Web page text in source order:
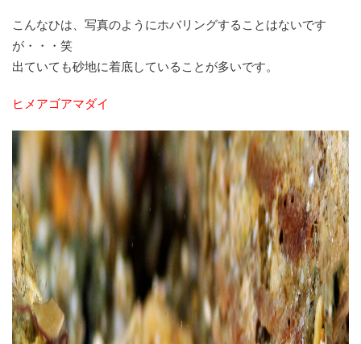
こんなひは、写真のようにホバリングすることはないです
が・・・笑
出ていても砂地に着底していることが多いです。
ヒメアゴアマダイ